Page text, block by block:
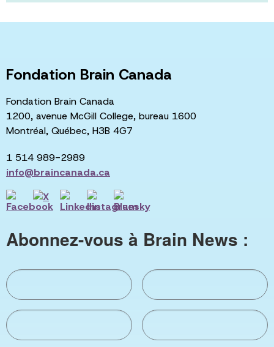
Fondation Brain Canada
Fondation Brain Canada
1200, avenue McGill College, bureau 1600
Montréal, Québec, H3B 4G7
1 514 989-2989
info@braincanada.ca
Abonnez-vous à Brain News :